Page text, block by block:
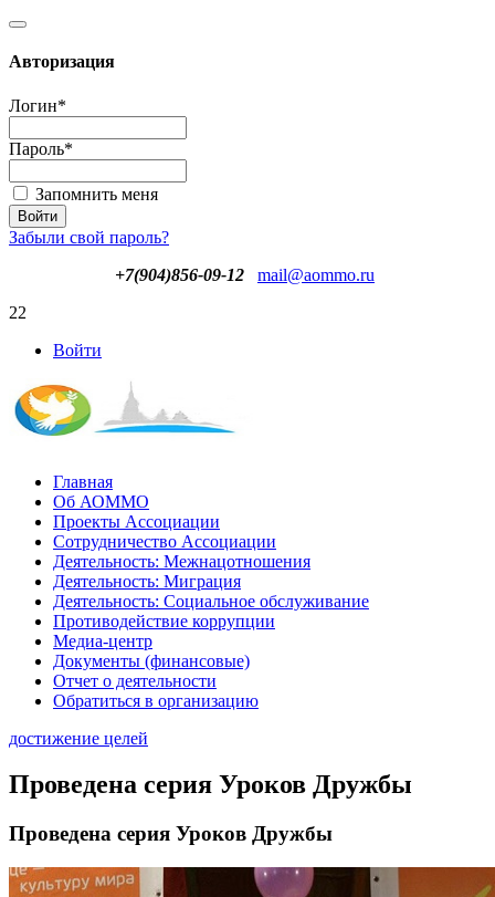
Авторизация
Логин*
Пароль*
Запомнить меня
Забыли свой пароль?
+7(904)856-09-12
mail@aommo.ru
22
Войти
Главная
Об АОММО
Проекты Ассоциации
Сотрудничество Ассоциации
Деятельность: Межнацотношения
Деятельность: Миграция
Деятельность: Социальное обслуживание
Противодействие коррупции
Медиа-центр
Документы (финансовые)
Отчет о деятельности
Обратиться в организацию
достижение целей
Проведена серия Уроков Дружбы
Проведена серия Уроков Дружбы